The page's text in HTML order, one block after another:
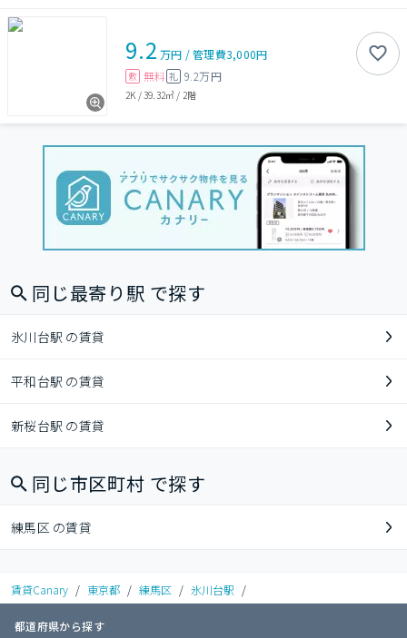
9.2 万円 /管理費3,000円
敷 無料 礼 9.2万円
2K /39.32㎡ / 2階
同じ最寄り駅 で探す
氷川台駅 の賃貸
平和台駅 の賃貸
新桜台駅 の賃貸
同じ市区町村 で探す
練馬区 の賃貸
賃貸Canary / 東京都 / 練馬区 / 氷川台駅 /
都道府県から探す